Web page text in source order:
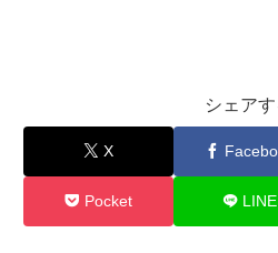
シェアす
X
Pocket LINE